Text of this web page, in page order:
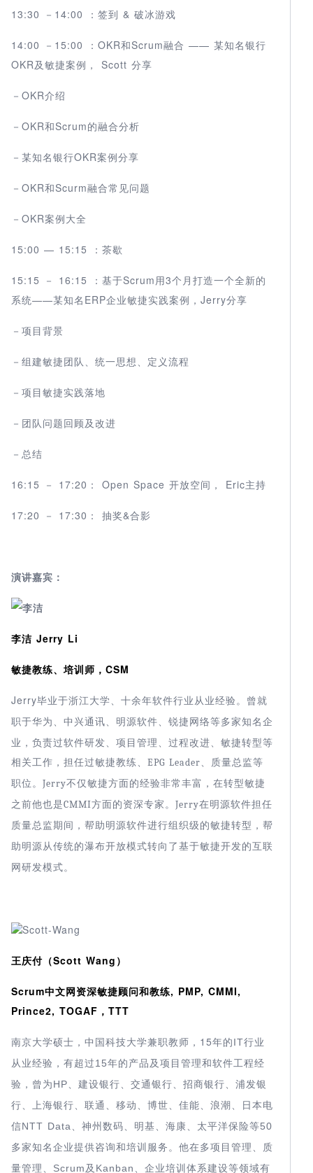
13:30 －14:00 ：签到 & 破冰游戏
14:00 －15:00 ：OKR和Scrum融合 —— 某知名银行
OKR及敏捷案例， Scott 分享
－OKR介绍
－OKR和Scrum的融合分析
－某知名银行OKR案例分享
－OKR和Scurm融合常见问题
－OKR案例大全
15:00 — 15:15 ：茶歇
15:15 － 16:15 ：基于Scrum用3个月打造一个全新的
系统——某知名ERP企业敏捷实践案例，Jerry分享
－项目背景
－组建敏捷团队、统一思想、定义流程
－项目敏捷实践落地
－团队问题回顾及改进
－总结
16:15 － 17:20： Open Space 开放空间， Eric主持
17:20 － 17:30： 抽奖&合影
演讲嘉宾：
李洁 Jerry Li
敏捷教练、培训师，CSM
Jerry毕业于浙江大学、十余年软件行业从业经验。曾就
职于华为、中兴通讯、明源软件、 锐捷网络等多家知名企
业，负责过软件研发、项目管理、过程改进、敏捷转型等
相关工作，担任过敏捷教练、 EPG Leader 、质量总监等
职位。 Jerry不仅敏捷方面的经验非常丰富，在转型敏捷
之前他也是CMMI方面的资深专家。 Jerry在明源软件担任
质量总监期间，帮助明源软件进行组织级的敏捷转型，帮
助明源从传统的瀑布开放模式转向了基于敏捷开发的互联
网研发模式。
王庆付（Scott Wang）
Scrum中文网资深敏捷顾问和教练, PMP, CMMI,
Prince2, TOGAF，TTT
南京大学硕士，中国科技大学兼职教师，15年的IT行业
从业经验， 有超过15年的产品及项目管理和软件工程经
验，曾为 HP 、建设银行、交通银行、招商银行、浦发银
行、上海银行、联通、 移动、博世、佳能、浪潮、日本电
信NTT Data 、神州数码、明基、海康、太平洋保险等50
多家知名企业提供咨询和培训服务。他在多项目管理、质
量管理、 Scrum 及 Kanban 、企业培训体系建设等领域有